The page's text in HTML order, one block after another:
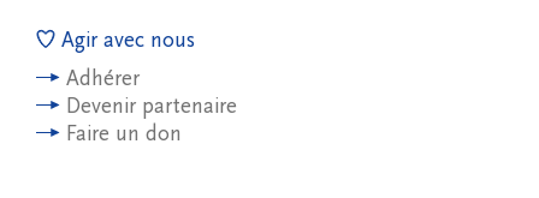
Agir avec nous
Adhérer
Devenir partenaire
Faire un don